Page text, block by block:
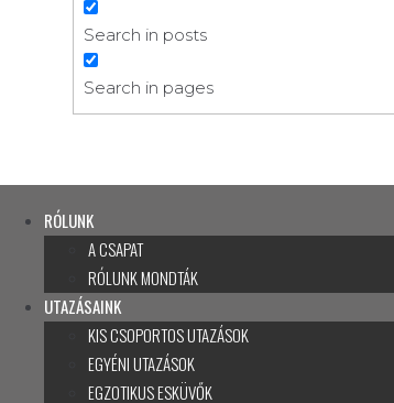
Search in posts
Search in pages
RÓLUNK
A CSAPAT
RÓLUNK MONDTÁK
UTAZÁSAINK
KIS CSOPORTOS UTAZÁSOK
EGYÉNI UTAZÁSOK
EGZOTIKUS ESKÜVŐK